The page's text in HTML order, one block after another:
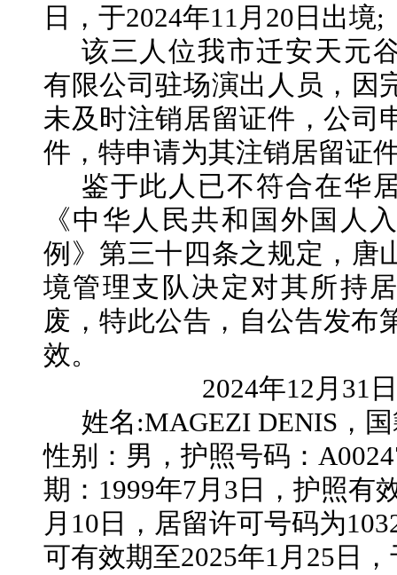
日，于2024年11月20日出境;
该三人位我市迁安天元
有限公司驻场演出人员，因
未及时注销居留证件，公司
件，特申请为其注销居留证
鉴于此人已不符合在华
《中华人民共和国外国人
例》第三十四条之规定，唐
境管理支队决定对其所持
废，特此公告，自公告发布
效。
2024年12 月 31 日
姓名 :MAGEZI DENIS，
性别： 男 ，护照号码：
期： 1999年7月3日，护照有
月10日，居留许可号码为
可有效期至2025年1月25日